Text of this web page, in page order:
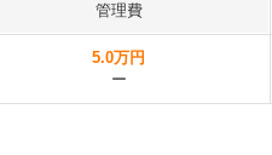
管理費
5.0万円
ー